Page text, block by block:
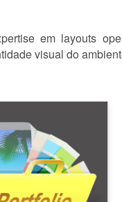
em layouts
visual do